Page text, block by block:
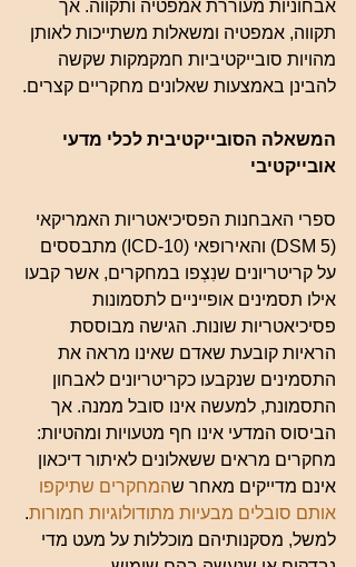
אבחוניות מעוררת אמפטיה ותקווה. אך
תקווה, אמפטיה ומשאלות משתייכות לאותן
מהויות סובייקטיביות חמקמקות שקשה
להבינן באמצעות שאלונים מחקריים קצרים.
המשאלה הסובייקטיבית לכלי מדעי
אובייקטיבי
ספרי האבחנות הפסיכיאטריות האמריקאי
(DSM 5) והאירופאי (ICD-10) מתבססים
על קריטריונים שנִצְפו במחקרים, אשר קבעו
אילו תסמינים אופייניים לתסמונות
פסיכיאטריות שונות. הגישה מבוססת
הראיות קובעת שאדם שאינו מראה את
התסמינים שנקבעו כקריטריונים לאבחון
התסמונת, למעשה אינו סובל ממנה. אך
הביסוס המדעי אינו חף מטעויות ומהטיות:
מחקרים מראים ששאלונים לאיתור דיכאון
אינם מדייקים מאחר שהמחקרים שתיקפו
אותם סובלים מבעיות מתודולוגיות חמורות.
למשל, מסקנותיהם מוכללות על מעט מדי